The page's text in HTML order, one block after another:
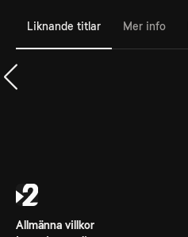
Liknande titlar Mer info
Allmänna villkor